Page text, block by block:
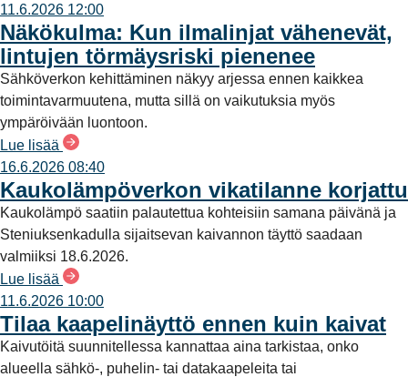
11.6.2026 12:00
Näkökulma: Kun ilmalinjat vähenevät,
lintujen törmäysriski pienenee
Sähköverkon kehittäminen näkyy arjessa ennen kaikkea
toimintavarmuutena, mutta sillä on vaikutuksia myös
ympäröivään luontoon.
Lue lisää
16.6.2026 08:40
Kaukolämpöverkon vikatilanne korjattu
Kaukolämpö saatiin palautettua kohteisiin samana päivänä ja
Steniuksenkadulla sijaitsevan kaivannon täyttö saadaan
valmiiksi 18.6.2026.
Lue lisää
11.6.2026 10:00
Tilaa kaapelinäyttö ennen kuin kaivat
Kaivutöitä suunnitellessa kannattaa aina tarkistaa, onko
alueella sähkö-, puhelin- tai datakaapeleita tai